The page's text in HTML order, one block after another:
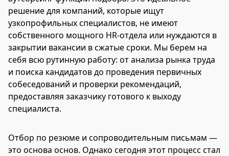
решение для компаний, которые ищут
узкопрофильных специалистов, не имеют
собственного мощного HR-отдела или нуждаются в
закрытии вакансии в сжатые сроки. Мы берем на
себя всю рутинную работу: от анализа рынка труда
и поиска кандидатов до проведения первичных
собеседований и проверки рекомендаций,
предоставляя заказчику готового к выходу
специалиста.
Отбор по резюме и сопроводительным письмам —
это основа основ. Однако сегодня этот процесс стал